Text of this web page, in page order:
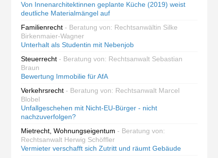
Von Innenarchitektinnen geplante Küche (2019) weist
deutliche Materialmängel auf
Familienrecht - Beratung von: Rechtsanwältin Silke
Birkenmaier-Wagner
Unterhalt als Studentin mit Nebenjob
Steuerrecht - Beratung von: Rechtsanwalt Sebastian
Braun
Bewertung Immobilie für AfA
Verkehrsrecht - Beratung von: Rechtsanwalt Marcel
Blobel
Unfallgeschehen mit Nicht-EU-Bürger - nicht
nachzuverfolgen?
Mietrecht, Wohnungseigentum - Beratung von:
Rechtsanwalt Herwig Schöffler
Vermieter verschafft sich Zutritt und räumt Gebäude